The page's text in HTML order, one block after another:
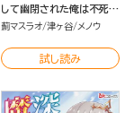
して幽閉された俺は不死の
体と最強の力を手に入れ冒
（2）
薊マスラオ 津ヶ谷 メノウ
試し読み